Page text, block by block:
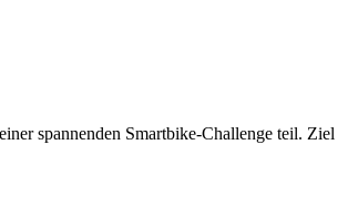
spannenden Smartbike-Challenge teil. Ziel